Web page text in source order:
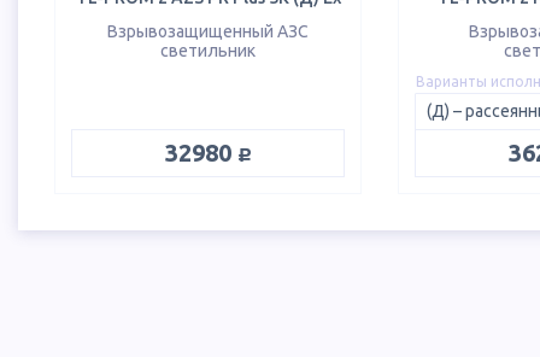
Взрывозащищенный АЗС
светильник
32980 руб.
Варианты